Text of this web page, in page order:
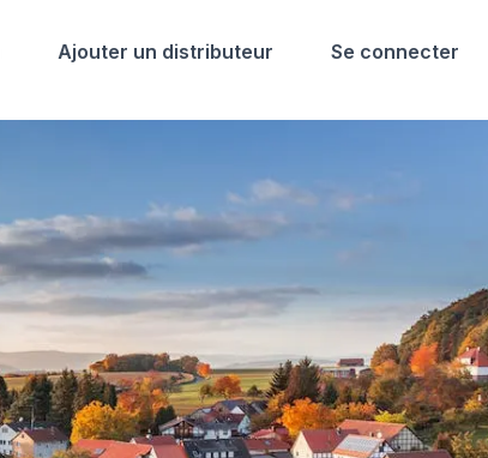
Ajouter un distributeur Se connecter